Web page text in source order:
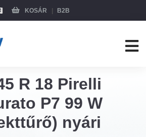
KOSÁR B2B
R 18 Pirelli
P7 99 W
nyári